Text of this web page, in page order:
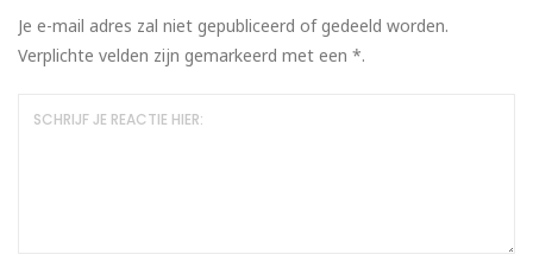
Je e-mail adres zal niet gepubliceerd of gedeeld worden.
Verplichte velden zijn gemarkeerd met een *.